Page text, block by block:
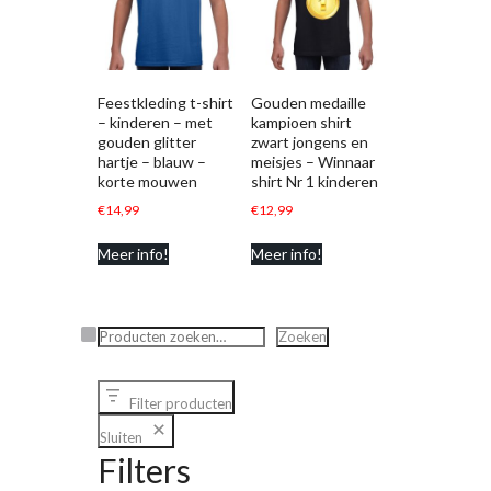
Feestkleding t-shirt
– kinderen – met
gouden glitter
hartje – blauw –
korte mouwen
€14,99
Meer info!
Gouden medaille
kampioen shirt
zwart jongens en
meisjes – Winnaar
shirt Nr 1 kinderen
€12,99
Meer info!
Zoeken Zoeken
Filter producten
Sluiten
Filters